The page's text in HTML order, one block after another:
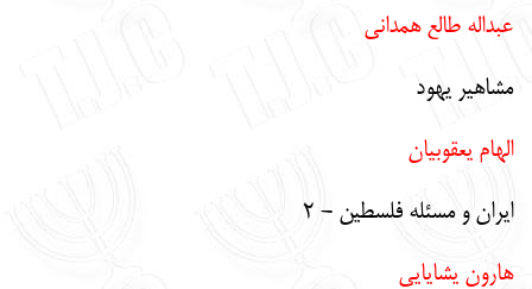
عبداله طالع همداني
مشاهير يهود
الهام يعقوبيان
ايران و مسئله فلسطين - 2
هارون يشايايي